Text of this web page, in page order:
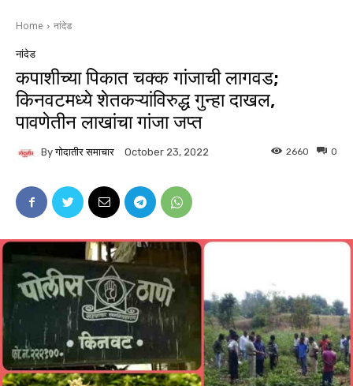
Home नांदेड
नांदेड
कपाशीच्या पिकात चक्क गांजाची लागवड;
किनवटमध्ये शेतकऱ्यांविरुद्ध गुन्हा दाखल,
पावणेतीन लाखांचा गांजा जप्त
By गोदातीर समाचार October 23, 2022 0
2660